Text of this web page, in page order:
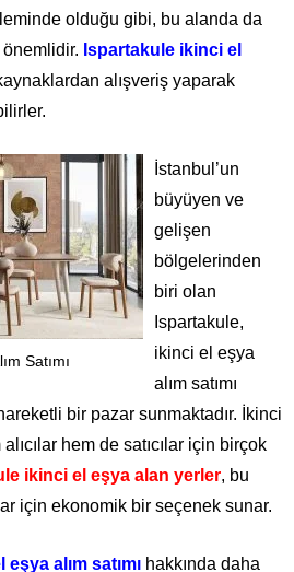
olduğu gibi, bu alanda da
Ispartakule ikinci el
alışveriş yaparak
Satımı
İstanbul’un
büyüyen ve
gelişen
bölgelerinden
biri olan
Ispartakule,
ikinci el eşya
alım satımı
bir pazar sunmaktadır. İkinci
hem de satıcılar için birçok
ikinci el eşya alan yerler, bu
için ekonomik bir seçenek sunar.
alım satımı hakkında daha